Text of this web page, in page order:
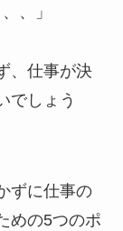
、」
、仕事が決
でしょう
ずに仕事の
めの5つのポ